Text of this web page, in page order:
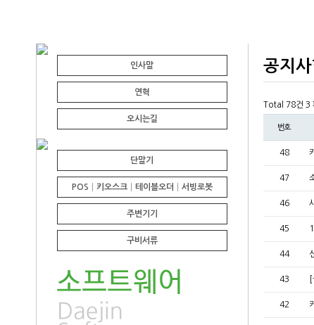
인사말
연혁
오시는길
단말기
POS│키오스크│테이블오더│서빙로봇
주변기기
구비서류
공지
Total 78건 3
번호
48
47
46
45
44
43
42